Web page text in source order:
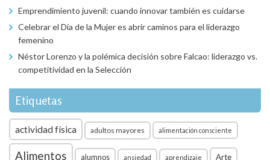
Emprendimiento juvenil: cuando innovar también es cuidarse
Celebrar el Día de la Mujer es abrir caminos para el liderazgo
femenino
Néstor Lorenzo y la polémica decisión sobre Falcao: liderazgo vs.
competitividad en la Selección
Etiquetas
actividad física adultos mayores alimentación consciente
Alimentos alumnos ansiedad aprendizaje Arte